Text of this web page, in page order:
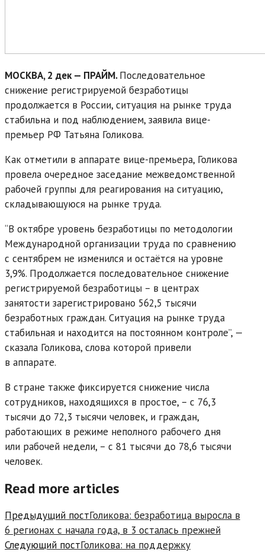
МОСКВА, 2 дек — ПРАЙМ.Последовательное
снижение регистрируемой безработицы
продолжается в России, ситуация на рынке труда
стабильна и под наблюдением, заявила вице-
премьер РФ Татьяна Голикова.
Как отметили в аппарате вице-премьера, Голикова
провела очередное заседание межведомственной
рабочей группы для реагирования на ситуацию,
складывающуюся на рынке труда.
“В октябре уровень безработицы по методологии
Международной организации труда по сравнению
с сентябрем не изменился и остаётся на уровне
3,9%. Продолжается последовательное снижение
регистрируемой безработицы – в центрах
занятости зарегистрировано 562,5 тысячи
безработных граждан. Ситуация на рынке труда
стабильная и находится на постоянном контроле”, —
сказала Голикова, слова которой привели
в аппарате.
В стране также фиксируется снижение числа
сотрудников, находящихся в простое, – с 76,3
тысячи до 72,3 тысячи человек, и граждан,
работающих в режиме неполного рабочего дня
или рабочей недели, – с 81 тысячи до 78,6 тысячи
человек.
Read more articles
Предыдущий постГоликова: безработица выросла в
6 регионах с начала года, в 3 осталась прежней
Следующий постГоликова: на поддержку